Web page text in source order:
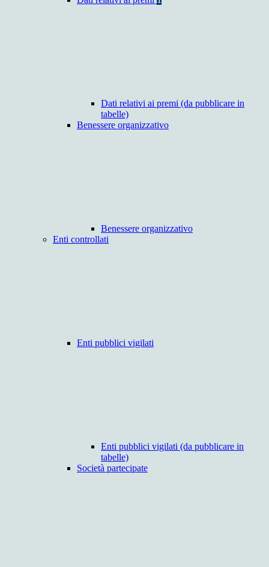
Dati relativi ai premi (da pubblicare in
tabelle)
Benessere organizzativo
Benessere organizzativo
Enti controllati
Enti pubblici vigilati
Enti pubblici vigilati (da pubblicare in
tabelle)
Società partecipate